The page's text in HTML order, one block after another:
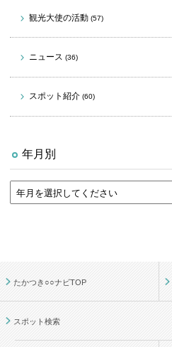
観光大使の活動 (57)
ニュース (36)
スポット紹介 (60)
年月別
たかつき○○ナビTOP
スポット検索